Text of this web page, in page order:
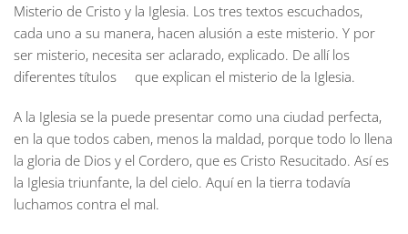
Misterio de Cristo y la Iglesia. Los tres textos escuchados,
cada uno a su manera, hacen alusión a este misterio. Y por
ser misterio, necesita ser aclarado, explicado. De allí los
diferentes títulos que explican el misterio de la Iglesia.
A la Iglesia se la puede presentar como una ciudad perfecta,
en la que todos caben, menos la maldad, porque todo lo llena
la gloria de Dios y el Cordero, que es Cristo Resucitado. Así es
la Iglesia triunfante, la del cielo. Aquí en la tierra todavía
luchamos contra el mal.